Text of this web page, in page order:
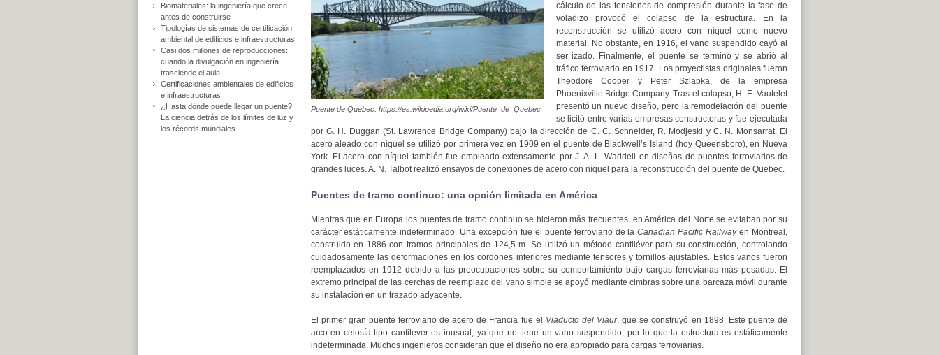
Puente de Quebec. https://es.wikipedia.org/wiki/Puente_de_Quebec
cálculo de las tensiones de compresión durante la fase de
voladizo provocó el colapso de la estructura. En la
reconstrucción se utilizó acero con níquel como nuevo
material. No obstante, en 1916, el vano suspendido cayó al
ser izado. Finalmente, el puente se terminó y se abrió al
tráfico ferroviario en 1917. Los proyectistas originales fueron
Theodore Cooper y Peter Szlapka, de la empresa
Phoenixville Bridge Company. Tras el colapso, H. E. Vautelet
presentó un nuevo diseño, pero la remodelación del puente
se licitó entre varias empresas constructoras y fue ejecutada
por G. H. Duggan (St. Lawrence Bridge Company) bajo la dirección de C. C. Schneider, R. Modjeski y C. N. Monsarrat. El
acero aleado con níquel se utilizó por primera vez en 1909 en el puente de Blackwell’s Island (hoy Queensboro), en Nueva
York. El acero con níquel también fue empleado extensamente por J. A. L. Waddell en diseños de puentes ferroviarios de
grandes luces. A. N. Talbot realizó ensayos de conexiones de acero con níquel para la reconstrucción del puente de Quebec.
Puentes de tramo continuo: una opción limitada en América
Mientras que en Europa los puentes de tramo continuo se hicieron más frecuentes, en América del Norte se evitaban por su
carácter estáticamente indeterminado. Una excepción fue el puente ferroviario de laCanadian Pacific Railwayen Montreal,
construido en 1886 con tramos principales de 124,5 m. Se utilizó un método cantiléver para su construcción, controlando
cuidadosamente las deformaciones en los cordones inferiores mediante tensores y tornillos ajustables. Estos vanos fueron
reemplazados en 1912 debido a las preocupaciones sobre su comportamiento bajo cargas ferroviarias más pesadas. El
extremo principal de las cerchas de reemplazo del vano simple se apoyó mediante cimbras sobre una barcaza móvil durante
su instalación en un trazado adyacente.
El primer gran puente ferroviario de acero de Francia fue el Viaducto del Viaur, que se construyó en 1898. Este puente de
arco en celosía tipo cantilever es inusual, ya que no tiene un vano suspendido, por lo que la estructura es estáticamente
indeterminada. Muchos ingenieros consideran que el diseño no era apropiado para cargas ferroviarias.
Biomateriales: la ingeniería que crece
antes de construirse
Tipologías de sistemas de certificación
ambiental de edificios e infraestructuras
Casi dos millones de reproducciones:
cuando la divulgación en ingeniería
trasciende el aula
Certificaciones ambientales de edificios
e infraestructuras
¿Hasta dónde puede llegar un puente?
La ciencia detrás de los límites de luz y
los récords mundiales